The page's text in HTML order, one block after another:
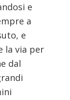
e
a
e
la via per
dal